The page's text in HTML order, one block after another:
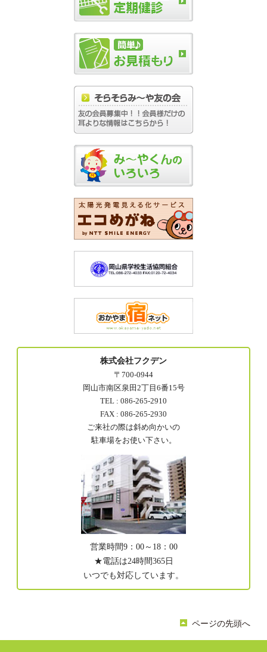
株式会社フクデン
〒700-0944
岡山市南区泉田2丁目6番15号
TEL : 086-265-2910
FAX : 086-265-2930
ご来社の際は斜め向かいの
駐車場をお使い下さい。
営業時間9：00～18：00
★電話は24時間365日
いつでも対応しています。
ページの先頭へ